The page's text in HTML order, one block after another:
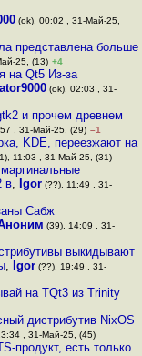
(ok), 00:02 , 31-Май-25,
представлена больше
25, (13) +4
на Qt5 Из-за
(ok), 02:03 , 31-
и прочем древнем
, 31-Май-25, (29) –1
KDE, переезжают на
11:03 , 31-Май-25, (31)
в, Igor(??), 11:49 , 31-
Сабж
(39), 14:09 , 31-
выкидывают
, Igor (??), 19:49 , 31-
на TQt3 из Trinity
дистрибутив NixOS
, 31-Май-25, (45)
продукт, есть только